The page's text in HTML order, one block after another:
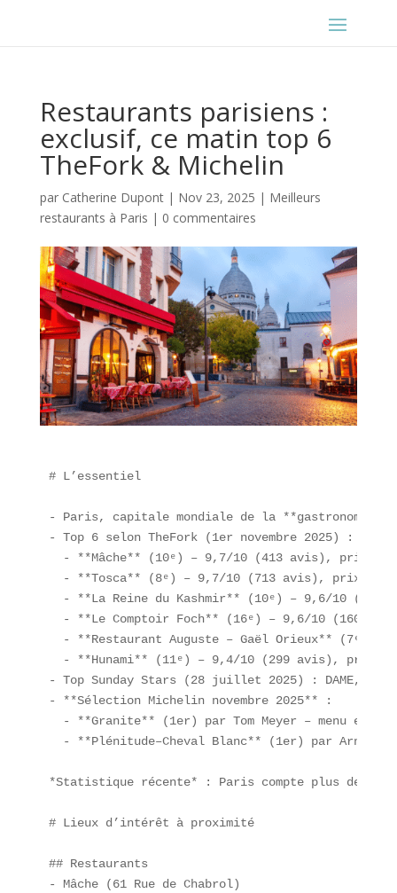
Restaurants parisiens :
exclusif, ce matin top 6
TheFork & Michelin
par Catherine Dupont| Nov 23, 2025 | Meilleurs
restaurants à Paris | 0 commentaires
# L’essentiel
- Paris, capitale mondiale de la **gastronomie**
- Top 6 selon TheFork (1er novembre 2025) :
- **Mâche** (10ᵉ) – 9,7/10 (413 avis), prix
- **Tosca** (8ᵉ) – 9,7/10 (713 avis), prix
- **La Reine du Kashmir** (10ᵉ) – 9,6/10 (1
- **Le Comptoir Foch** (16ᵉ) – 9,6/10 (160
- **Restaurant Auguste – Gaël Orieux** (7ᵉ)
- **Hunami** (11ᵉ) – 9,4/10 (299 avis), prix
- Top Sunday Stars (28 juillet 2025) : DAME,
- **Sélection Michelin novembre 2025** :
- **Granite** (1er) par Tom Meyer – menu en
- **Plénitude–Cheval Blanc** (1er) par
*Statistique récente* : Paris compte plus de 6
# Lieux d’intérêt à proximité
## Restaurants
- Mâche (61 Rue de Chabrol)